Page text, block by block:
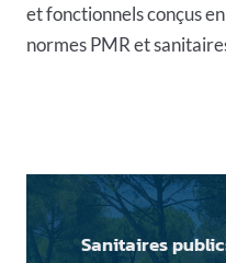
et fonctionnels conçus
normes PMR et
Sanitaires